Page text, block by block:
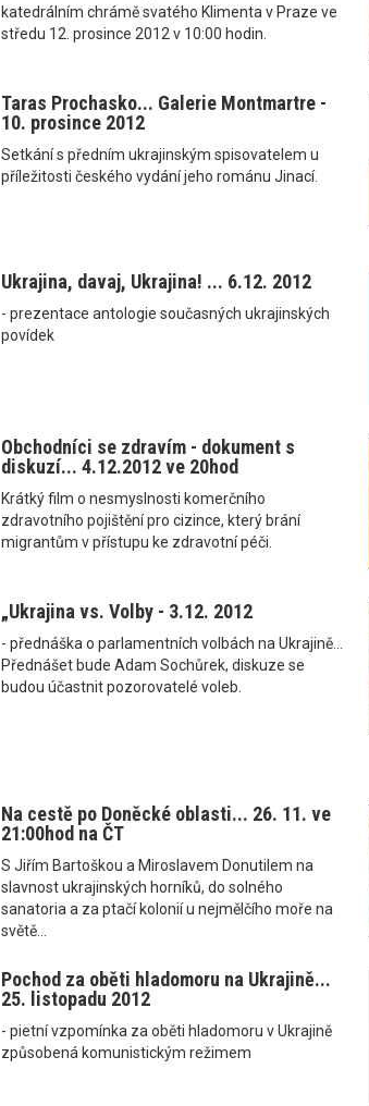
katedrálním chrámě svatého Klimenta v Praze ve
středu 12. prosince 2012 v 10:00 hodin.
Taras Prochasko... Galerie Montmartre -
10. prosince 2012
Setkání s předním ukrajinským spisovatelem u
příležitosti českého vydání jeho románu Jinací.
Ukrajina, davaj, Ukrajina! ... 6.12. 2012
- prezentace antologie současných ukrajinských
povídek
Obchodníci se zdravím - dokument s
diskuzí... 4.12.2012 ve 20hod
Krátký film o nesmyslnosti komerčního
zdravotního pojištění pro cizince, který brání
migrantům v přístupu ke zdravotní péči.
„Ukrajina vs. Volby - 3.12. 2012
- přednáška o parlamentních volbách na Ukrajině...
Přednášet bude Adam Sochůrek, diskuze se
budou účastnit pozorovatelé voleb.
Na cestě po Doněcké oblasti... 26. 11. ve
21:00hod na ČT
S Jiřím Bartoškou a Miroslavem Donutilem na
slavnost ukrajinských horníků, do solného
sanatoria a za ptačí kolonií u nejmělčího moře na
světě...
Pochod za oběti hladomoru na Ukrajině...
25. listopadu 2012
- pietní vzpomínka za oběti hladomoru v Ukrajině
způsobená komunistickým režimem